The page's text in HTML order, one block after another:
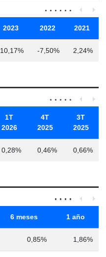
2023 2022 2021
10,17% -7,50% 2,24%
1T
2026
4T
2025
3T
2025
0,28% 0,46% 0,66%
6 meses 1 año
0,85% 1,86%